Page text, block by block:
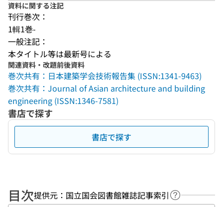
資料に関する注記
刊行巻次：
1輯1巻-
一般注記：
本タイトル等は最新号による
関連資料・改題前後資料
巻次共有：日本建築学会技術報告集 (ISSN:1341-9463)
巻次共有：Journal of Asian architecture and building
engineering (ISSN:1346-7581)
書店で探す
書店で探す
目次提供元：国立国会図書館雑誌記事索引 ヘルプペー